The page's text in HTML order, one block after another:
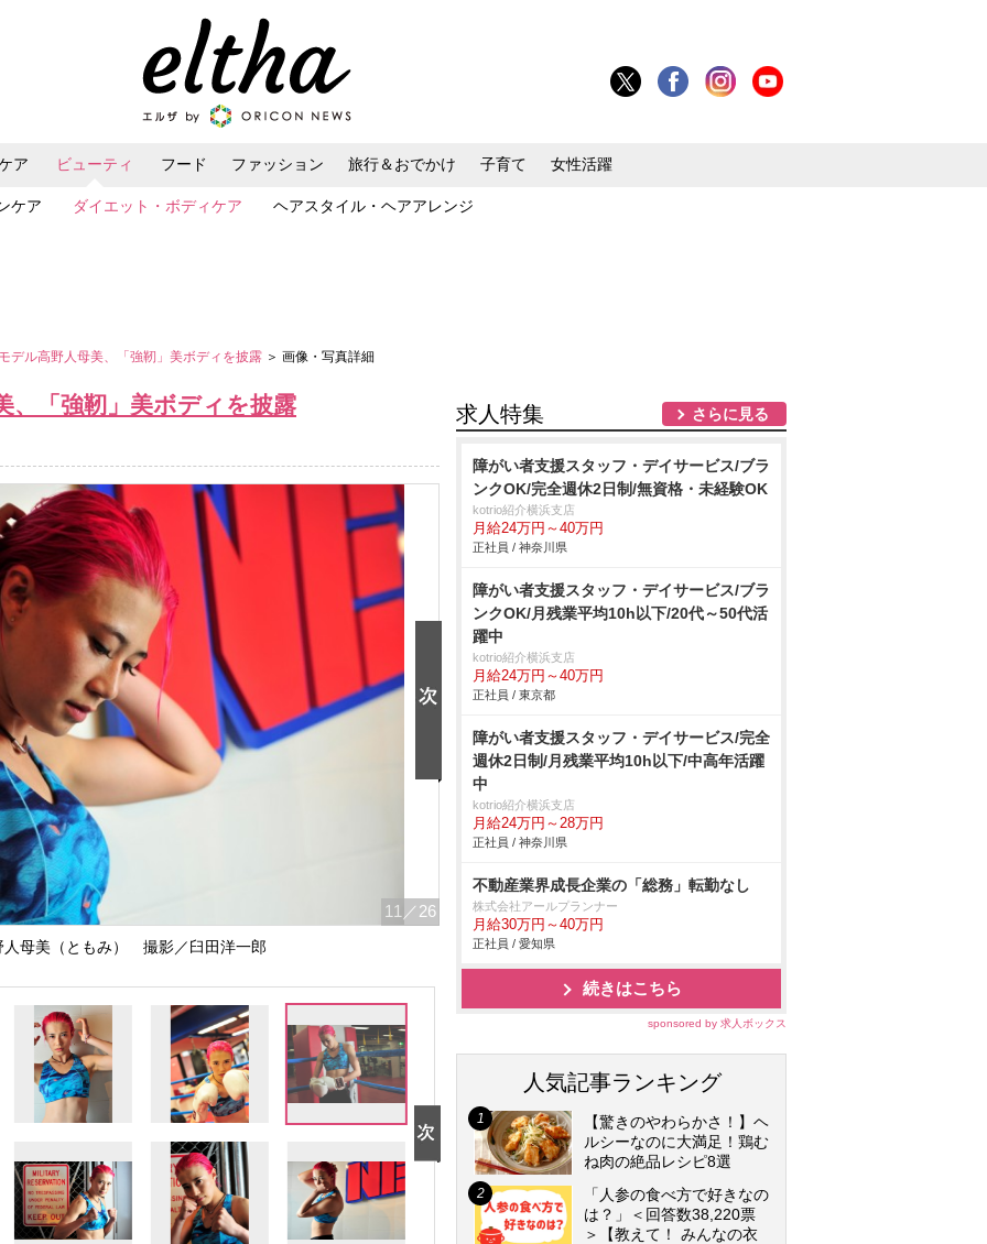
ア ビューティ
ケア ダイエット・ボディケア ヘアスタイル・ヘアアレンジ
フード ファッション 旅行＆おでかけ 子育て 女性活躍
デル高野人母美、「強靭」美ボディを披露 ＞ 画像・写真詳細
、「強靭」美ボディを披露
11 ／26
人母美（ともみ） 撮影／臼田洋一郎
求人特集 さらに見る
障がい者支援スタッフ・デイサービス/ブラ
ンクOK/完全週休2日制/無資格・未経験OK
kotrio紹介横浜支店
月給24万円～40万円
正社員 / 神奈川県
障がい者支援スタッフ・デイサービス/ブラ
ンクOK/月残業平均10h以下/20代～50代活
躍中
kotrio紹介横浜支店
月給24万円～40万円
正社員 / 東京都
障がい者支援スタッフ・デイサービス/完全
週休2日制/月残業平均10h以下/中高年活躍
中
kotrio紹介横浜支店
月給24万円～28万円
正社員 / 神奈川県
不動産業界成長企業の「総務」転勤なし
株式会社アールプランナー
月給30万円～40万円
正社員 / 愛知県
続きはこちら
sponsored by 求人ボックス
人気記事ランキング
【驚きのやわらかさ！】ヘ
ルシーなのに大満足！鶏む
ね肉の絶品レシピ8選
「人参の食べ方で好きなの
は？」＜回答数38,220票
＞【教えて！ みんなの衣